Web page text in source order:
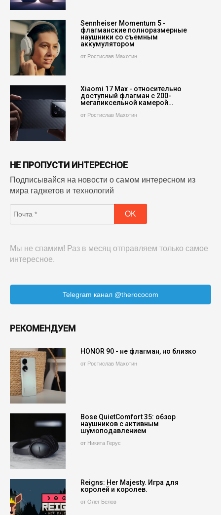
Sennheiser Momentum 5 -
флагманские полноразмерные
наушники со съемным
аккумулятором
от Ростислав Махотин
Xiaomi 17 Max - относительно
доступный флагман с 200-
мегапиксельной камерой…
от Ростислав Махотин
НЕ ПРОПУСТИ ИНТЕРЕСНОЕ
Подписывайся на новости о самом интересном из
мира гаджетов и технологий
Мы не спамим! Раз в месяц отправляем только самое
интересное.
Telegram канал @therococom
РЕКОМЕНДУЕМ
HONOR 90 - не флагман, но близко
от Ростислав Махотин
Bose QuietComfort 35: обзор
наушников с активным
шумоподавлением
от Никита Герус
Reigns: Her Majesty. Игра для
королей и королев.
от Олег Белов